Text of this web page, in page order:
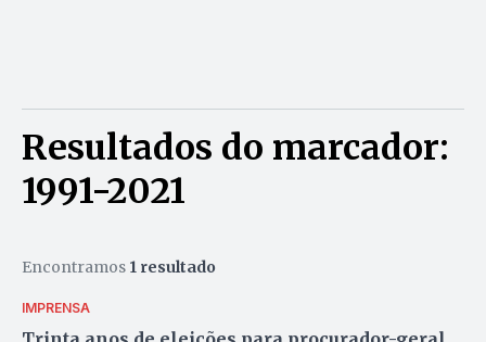
Resultados do marcador:
1991-2021
Encontramos 1 resultado
IMPRENSA